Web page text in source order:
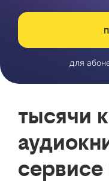
для
тысячи
сервисе